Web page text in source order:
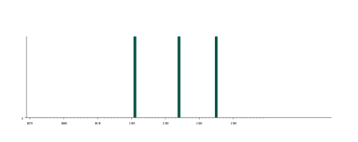
0
1870
1880 1890 1900 1910 1920 1930